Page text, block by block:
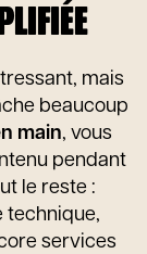
mais
beaucoup
main, vous
pendant
le reste :
technique,
services